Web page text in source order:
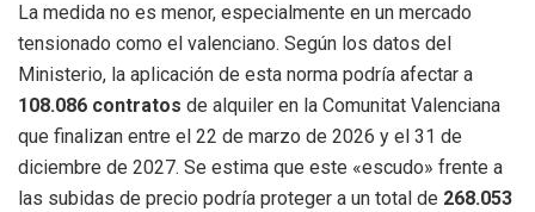
La medida no es menor, especialmente en un mercado
tensionado como el valenciano. Según los datos del
Ministerio, la aplicación de esta norma podría afectar a
108.086 contratos de alquiler en la Comunitat Valenciana
que finalizan entre el 22 de marzo de 2026 y el 31 de
diciembre de 2027. Se estima que este «escudo» frente a
las subidas de precio podría proteger a un total de 268.053